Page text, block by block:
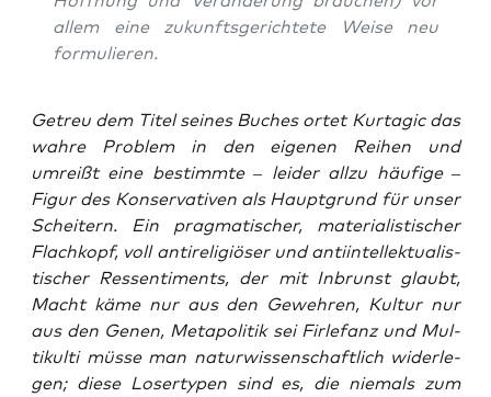
allem eine zukunfts­ge­rich­te­te Wei­se neu
formulieren.
Getreu dem Titel sei­nes Buches ortet Kur­ta­gic das
wah­re Pro­blem in den eige­nen Rei­hen und
umreißt eine bestimm­te – lei­der all­zu häu­fi­ge –
Figur des Kon­ser­va­ti­ven als Haupt­grund für unser
Schei­tern. Ein prag­ma­ti­scher, mate­ria­lis­ti­scher
Flach­kopf, voll anti­re­li­giö­ser und anti­in­tel­lek­tua­lis­
ti­scher Res­sen­ti­ments, der mit Inbrunst glaubt,
Macht käme nur aus den Geweh­ren, Kul­tur nur
aus den Genen, Meta­po­li­tik sei Fir­le­fanz und Mul­
ti­kul­ti müs­se man natur­wis­sen­schaft­lich wider­le­
gen; die­se Loser­ty­pen sind es, die nie­mals zum